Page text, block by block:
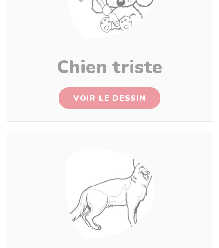
Chien triste
VOIR LE DESSIN